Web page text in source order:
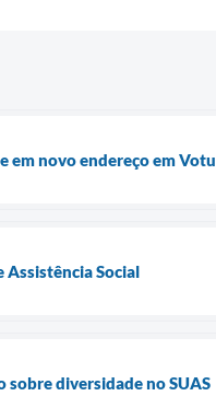
em novo endereço em
Social
diversidade no SUAS